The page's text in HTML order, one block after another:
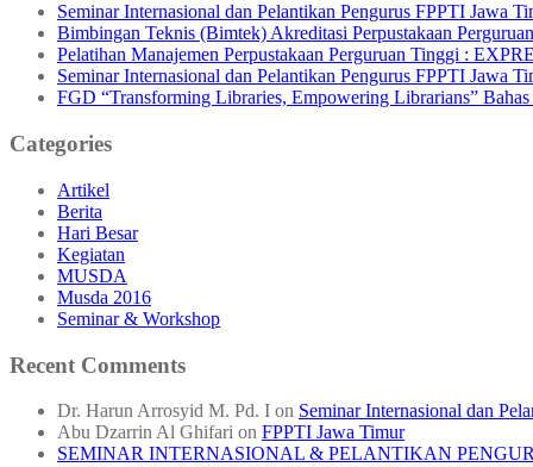
Seminar Internasional dan Pelantikan Pengurus FPPTI Jawa
Bimbingan Teknis (Bimtek) Akreditasi Perpustakaan
Pelatihan Manajemen Perpustakaan Perguruan Tinggi :
Seminar Internasional dan Pelantikan Pengurus FPPTI Jawa
FGD “Transforming Libraries, Empowering Librarians”
Categories
Artikel
Berita
Hari Besar
Kegiatan
MUSDA
Musda 2016
Seminar & Workshop
Recent Comments
Dr. Harun Arrosyid M. Pd. I on Seminar Internasional dan
Abu Dzarrin Al Ghifari on FPPTI Jawa Timur
SEMINAR INTERNASIONAL & PELANTIKAN